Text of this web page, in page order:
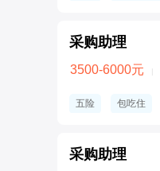
采购助理
3500-6000元
五险 包吃住
采购助理